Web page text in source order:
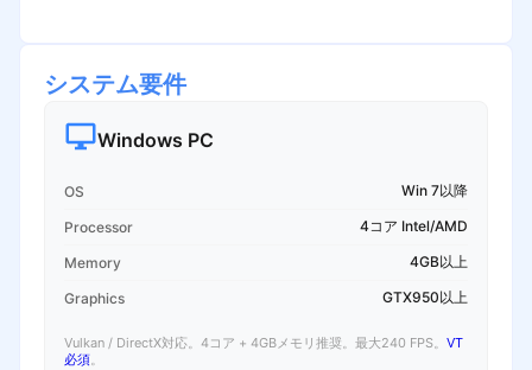
システム要件
Windows PC
OS Win 7以降
Processor 4コア Intel/AMD
Memory 4GB以上
Graphics GTX950以上
Vulkan / DirectX対応。4コア + 4GBメモリ推奨。最大240 FPS。 VT
必須。